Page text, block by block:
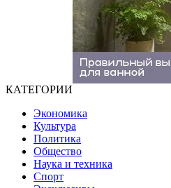
КАТЕГОРИИ
Экономика
Культура
Политика
Общество
Наука и техника
Спорт